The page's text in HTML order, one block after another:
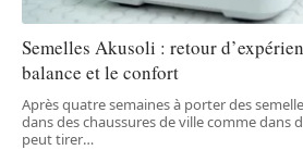
Semelles Akusoli : retour
balance et le confort
Après quatre semaines à porter des
dans des chaussures de ville comme dans
peut tirer…